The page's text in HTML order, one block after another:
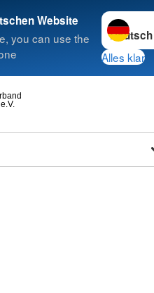
Website
you can use the
Sprache
Alles klar